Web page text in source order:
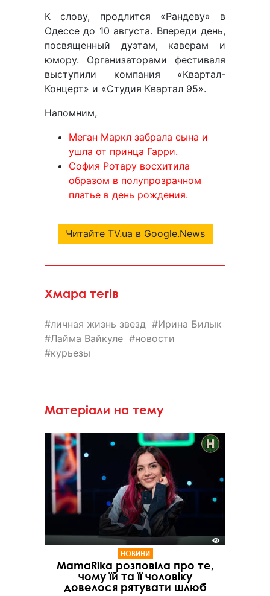
К слову, продлится «Рандеву» в
Одессе до 10 августа. Впереди день,
посвященный дуэтам, каверам и
юмору. Организаторами фестиваля
выступили компания «Квартал-
Концерт» и «Студия Квартал 95».
Напомним,
Меган Маркл забрала сына и
ушла от принца Гарри.
София Ротару восхитила
образом в полупрозрачном
платье в день рождения.
Читайте TV.ua в Google.News
Хмара тегів
личная жизнь звезд
Ирина Билык
Лайма Вайкуле
новости
курьезы
Матеріали на тему
НОВИНИ
MamaRika розповіла про те,
чому їй та її чоловіку
довелося рятувати шлюб